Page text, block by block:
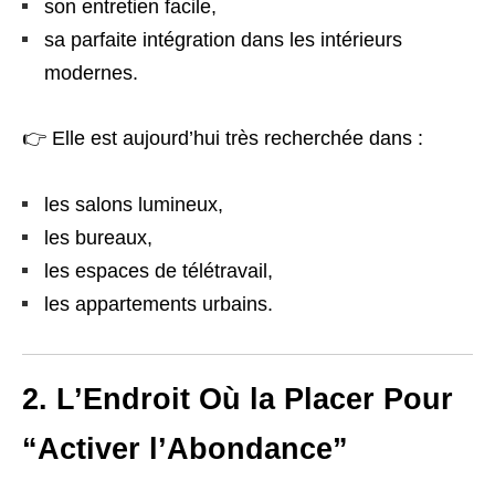
son entretien facile,
sa parfaite intégration dans les intérieurs
modernes.
👉 Elle est aujourd’hui très recherchée dans :
les salons lumineux,
les bureaux,
les espaces de télétravail,
les appartements urbains.
2. L’Endroit Où la Placer Pour
“Activer l’Abondance”